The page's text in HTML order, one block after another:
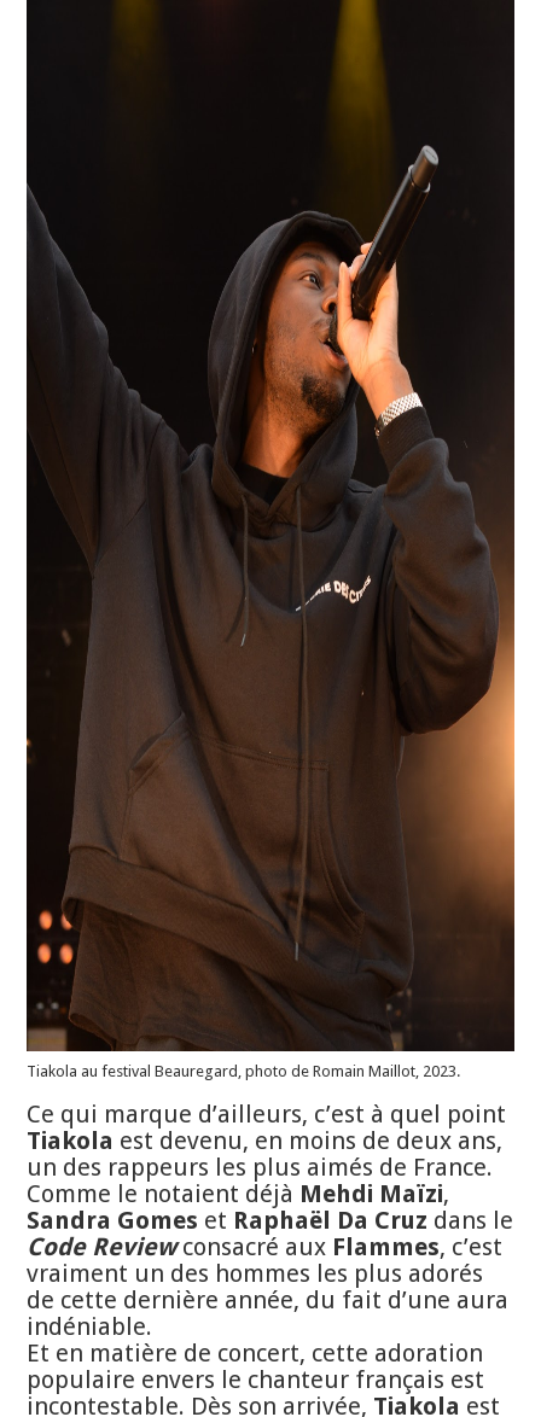
Tiakola au festival Beauregard, photo de Romain Maillot, 2023.
Ce qui marque d’ailleurs, c’est à quel point
Tiakola est devenu, en moins de deux ans,
un des rappeurs les plus aimés de France.
Comme le notaient déjà Mehdi Maïzi,
Sandra Gomes et Raphaël Da Cruz dans le
Code Reviewconsacré aux Flammes, c’est
vraiment un des hommes les plus adorés
de cette dernière année, du fait d’une aura
indéniable.
Et en matière de concert, cette adoration
populaire envers le chanteur français est
incontestable. Dès son arrivée, Tiakola est